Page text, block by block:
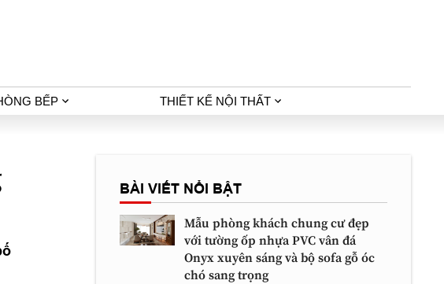
BẾP THIẾT KẾ NỘI THẤT
BÀI VIẾT NỔI BẬT
Mẫu phòng khách chung cư đẹp
với tường ốp nhựa PVC vân đá
Onyx xuyên sáng và bộ sofa gỗ óc
chó sang trọng